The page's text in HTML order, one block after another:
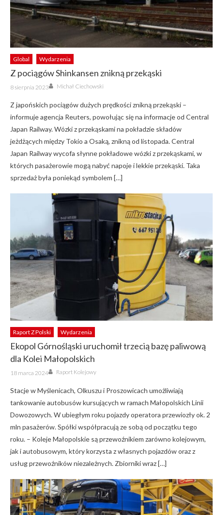
Global Wydarzenia
Z pociągów Shinkansen znikną przekąski
Posted
on
8 sierpnia 2023 Author
Michał Ciechowski
Z japońskich pociągów dużych prędkości znikną przekąski –
informuje agencja Reuters, powołując się na informacje od Central
Japan Railway. Wózki z przekąskami na pokładzie składów
jeżdżących między Tokio a Osaką, znikną od listopada. Central
Japan Railway wycofa słynne pokładowe wózki z przekąskami, w
których pasażerowie mogą nabyć napoje i lekkie przekąski. Taka
sprzedaż była poniekąd symbolem […]
Raport Z Polski Wydarzenia
Ekopol Górnośląski uruchomił trzecią bazę paliwową
dla Kolei Małopolskich
Posted
on
18 marca 2024 Author
Raport Kolejowy
Stacje w Myślenicach, Olkuszu i Proszowicach umożliwiają
tankowanie autobusów kursujących w ramach Małopolskich Linii
Dowozowych. W ubiegłym roku pojazdy operatora przewiozły ok. 2
mln pasażerów. Spółki współpracują ze sobą od początku tego
roku. – Koleje Małopolskie są przewoźnikiem zarówno kolejowym,
jak i autobusowym, który korzysta z własnych pojazdów oraz z
usług przewoźników niezależnych. Zbiorniki wraz […]